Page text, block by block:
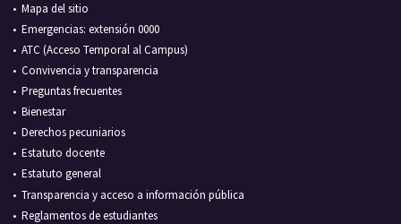
Mapa del sitio
Emergencias: extensión 0000
ATC (Acceso Temporal al Campus)
Convivencia y transparencia
Preguntas frecuentes
Bienestar
Derechos pecuniarios
Estatuto docente
Estatuto general
Transparencia y acceso a información pública
Reglamentos de estudiantes